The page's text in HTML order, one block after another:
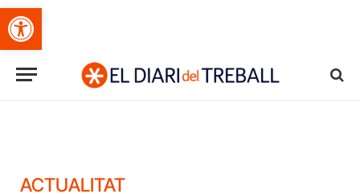
Obre la barra d'eines
ACTUALITAT